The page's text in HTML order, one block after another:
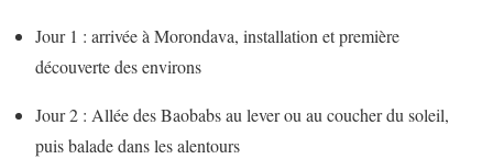
Jour 1 : arrivée à Morondava, installation et première
découverte des environs
Jour 2 : Allée des Baobabs au lever ou au coucher du soleil,
puis balade dans les alentours